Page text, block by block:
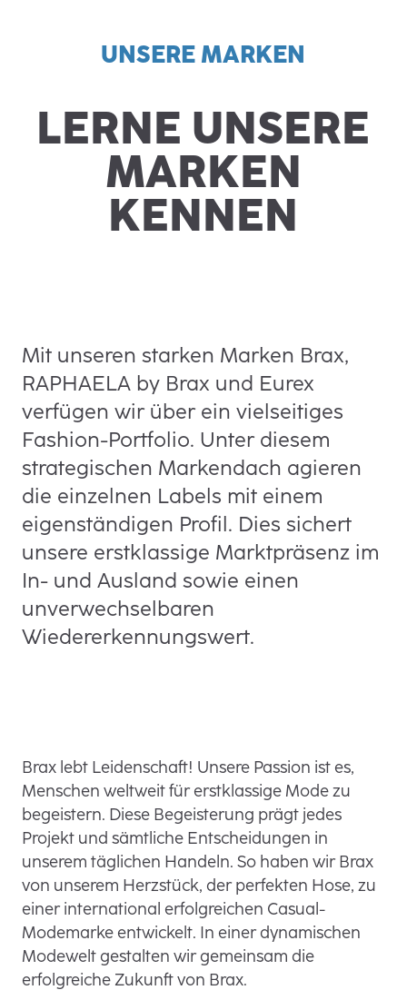
UNSERE MARKEN
LERNE UNSERE
MARKEN
KENNEN
Mit unseren starken Marken Brax,
RAPHAELA by Brax und Eurex
verfügen wir über ein vielseitiges
Fashion-Portfolio. Unter diesem
strategischen Markendach agieren
die einzelnen Labels mit einem
eigenständigen Profil. Dies sichert
unsere erstklassige Marktpräsenz im
In- und Ausland sowie einen
unverwechselbaren
Wiedererkennungswert.
Brax lebt Leidenschaft! Unsere Passion ist es,
Menschen weltweit für erstklassige Mode zu
begeistern. Diese Begeisterung prägt jedes
Projekt und sämtliche Entscheidungen in
unserem täglichen Handeln. So haben wir Brax
von unserem Herzstück, der perfekten Hose, zu
einer international erfolgreichen Casual-
Modemarke entwickelt. In einer dynamischen
Modewelt gestalten wir gemeinsam die
erfolgreiche Zukunft von Brax.